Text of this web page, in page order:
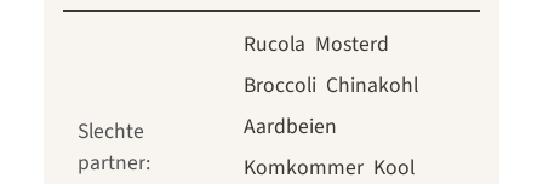
Slechte
partner:
Rucola Mosterd
Broccoli Chinakohl
Aardbeien
Komkommer Kool